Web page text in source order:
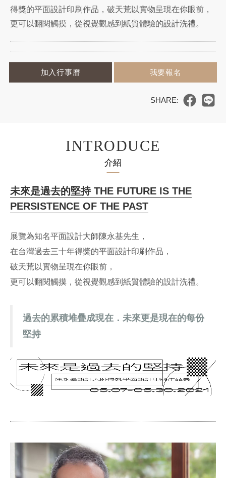
得獎的平面設計印刷作品，破天荒以實物呈現在你眼前，
更可以翻閱觸摸，從視覺觀感到紙質體驗的設計洗禮。
加入行事曆 我要報名
INTRODUCE
介紹
未來是過去的堅持 THE FUTURE IS THE
PERSISTENCE OF THE PAST
展覽為知名平面設計大師陳永基先生，
在台灣過去三十年得獎的平面設計印刷作品，
破天荒以實物呈現在你眼前，
更可以翻閱觸摸，從視覺觀感到紙質體驗的設計洗禮。
過去的累積堆疊成現在．未來更是現在的每份
堅持